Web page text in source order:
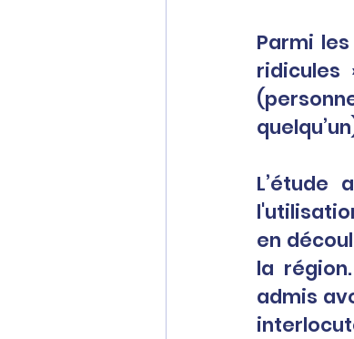
Parmi
ridicules
L’étude
en
la
admis